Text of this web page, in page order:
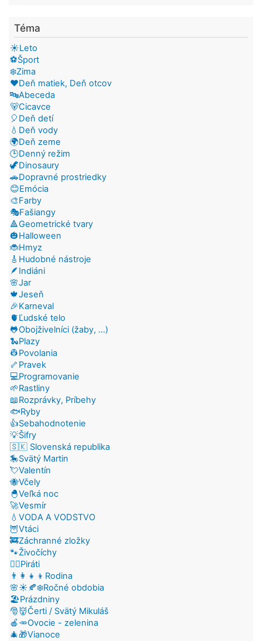
Téma
☀️Leto
⚽Šport
❄️Zima
❤️Deň matiek, Deň otcov
🔤Abeceda
🐻Cicavce
🎈Deň detí
💧Deň vody
🌍Deň zeme
🕒Denný režim
🦖Dinosaury
🚗Dopravné prostriedky
😊Emócia
🎨Farby
🎭Fašiangy
🔺Geometrické tvary
🎃Halloween
🐞Hmyz
🎸Hudobné nástroje
🪶Indiáni
🌸Jar
🍁Jeseň
🎉Karneval
🫀Ľudské telo
🐸Obojživelníci (žaby, ...)
🐍Plazy
👷Povolania
🦴Pravek
💻Programovanie
🌱Rastliny
📖Rozprávky, Príbehy
🐟Ryby
👍Sebahodnotenie
💡Šifry
🇸🇰 Slovenská republika
🎠Svätý Martin
💘Valentín
🐝Včely
🐣Veľká noc
🚀Vesmír
💧VODA A VODSTVO
🦉Vtáci
🚒Záchranné zložky
🐾Živočíchy
🏴‍☠️Piráti
👨‍👩‍👧‍👦Rodina
🌸☀️🍂❄️Ročné obdobia
🏖️Prázdniny
🎅👹Čerti / Svätý Mikuláš
🍎🥕Ovocie - zelenina
🎄🎁Vianoce